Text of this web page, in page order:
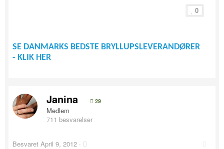
0
SE DANMARKS BEDSTE BRYLLUPSLEVERANDØRER
- KLIK HER
Janina 29
Medlem
711 besvarelser
Besvaret April 9, 2012 ·